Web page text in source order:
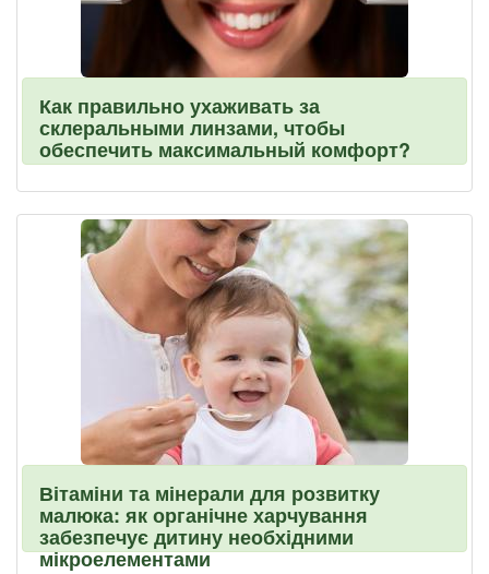
Как правильно ухаживать за
склеральными линзами, чтобы
обеспечить максимальный комфорт?
Вітаміни та мінерали для розвитку
малюка: як органічне харчування
забезпечує дитину необхідними
мікроелементами